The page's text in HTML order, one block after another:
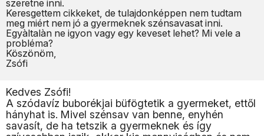
szeretne inni.
Keresgettem cikkeket, de tulajdonképpen nem tudtam
meg miért nem jó a gyermeknek szénsavasat inni.
Egyàltalàn ne igyon vagy egy keveset lehet? Mi vele a
probléma?
Köszönöm,
Zsófi
Kedves Zsófi!
A szódavíz buborékjai büfögtetik a gyermeket, ettől
hányhat is. Mivel szénsav van benne, enyhén
savasít, de ha tetszik a gyermeknek és így